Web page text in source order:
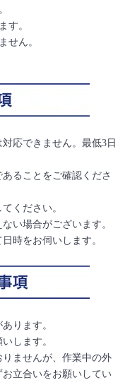
す。
せん。
応できません。最低3日
ることをご確認くださ
ください。
い場合がございます。
時をお伺いします。
ります。
します。
りませんが、作業中の外
立合いをお願いしてい